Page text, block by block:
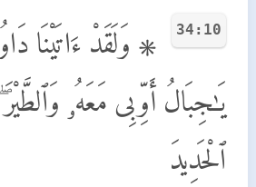
34:10
۞ وَلَقَدْ ءَاتَيْنَا
يَـٰجِبَالُ أَوِّبِى مَعَهُۥ وَٱلطَّيْرَ
ٱلْحَدِيدَ